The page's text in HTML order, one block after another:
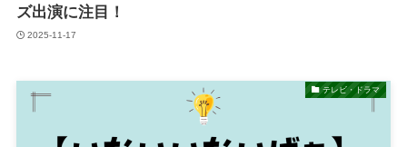
ズ出演に注目！
2025-11-17
テレビ・ドラマ